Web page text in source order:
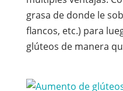
grasa de donde le
flancos, etc.) para
glúteos de manera